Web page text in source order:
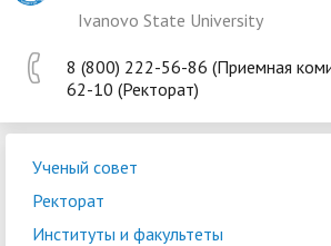
Ivanovo State University
8 (800) 222-56-86 (Приемная
62-10 (Ректорат)
Ученый совет
Ректорат
Институты и факультеты